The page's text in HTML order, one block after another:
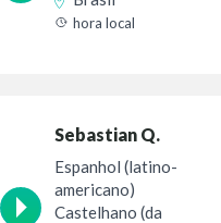
hora local
Sebastian Q.
Espanhol (latino-
americano)
Castelhano (da